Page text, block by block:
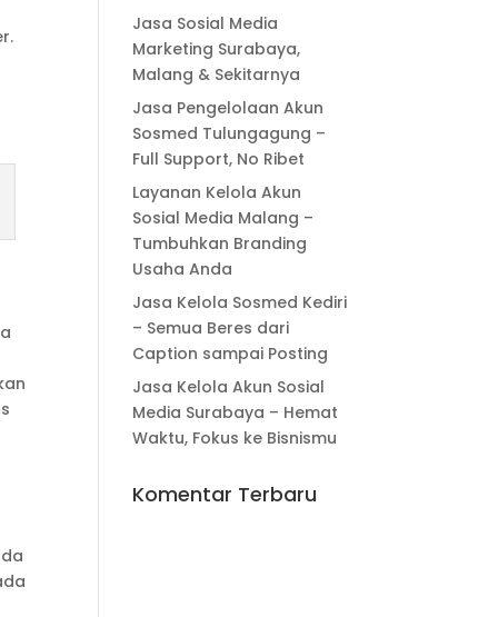
Jasa Sosial Media
Marketing Surabaya,
Malang & Sekitarnya
Jasa Pengelolaan Akun
Sosmed Tulungagung –
Full Support, No Ribet
Layanan Kelola Akun
Sosial Media Malang –
Tumbuhkan Branding
Usaha Anda
Jasa Kelola Sosmed Kediri
– Semua Beres dari
Caption sampai Posting
Jasa Kelola Akun Sosial
Media Surabaya – Hemat
Waktu, Fokus ke Bisnismu
Komentar Terbaru